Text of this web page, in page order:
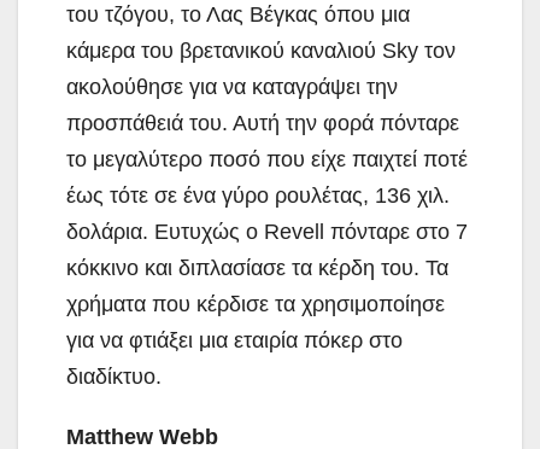
του τζόγου, το Λας Βέγκας όπου μια
κάμερα του βρετανικού καναλιού Sky τον
ακολούθησε για να καταγράψει την
προσπάθειά του. Αυτή την φορά πόνταρε
το μεγαλύτερο ποσό που είχε παιχτεί ποτέ
έως τότε σε ένα γύρο ρουλέτας, 136 χιλ.
δολάρια. Ευτυχώς ο Revell πόνταρε στο 7
κόκκινο και διπλασίασε τα κέρδη του. Τα
χρήματα που κέρδισε τα χρησιμοποίησε
για να φτιάξει μια εταιρία πόκερ στο
διαδίκτυο.
Matthew Webb